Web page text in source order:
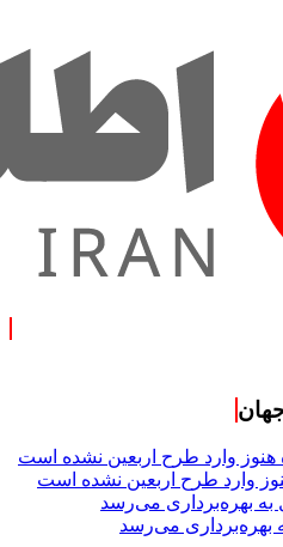
بهره‌برداری می‌رسد